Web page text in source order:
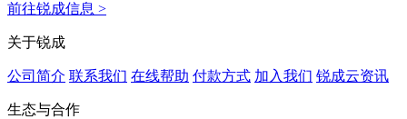
前往锐成信息 >
关于锐成
公司简介 联系我们 在线帮助 付款方式 加入我们 锐成云资讯
生态与合作